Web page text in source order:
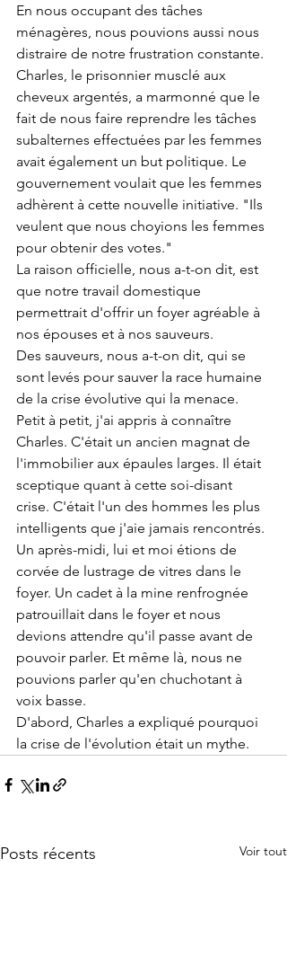
En nous occupant des tâches
ménagères, nous pouvions aussi nous
distraire de notre frustration constante.
Charles, le prisonnier musclé aux
cheveux argentés, a marmonné que le
fait de nous faire reprendre les tâches
subalternes effectuées par les femmes
avait également un but politique. Le
gouvernement voulait que les femmes
adhèrent à cette nouvelle initiative. "Ils
veulent que nous choyions les femmes
pour obtenir des votes."
La raison officielle, nous a-t-on dit, est
que notre travail domestique
permettrait d'offrir un foyer agréable à
nos épouses et à nos sauveurs.
Des sauveurs, nous a-t-on dit, qui se
sont levés pour sauver la race humaine
de la crise évolutive qui la menace.
Petit à petit, j'ai appris à connaître
Charles. C'était un ancien magnat de
l'immobilier aux épaules larges. Il était
sceptique quant à cette soi-disant
crise. C'était l'un des hommes les plus
intelligents que j'aie jamais rencontrés.
Un après-midi, lui et moi étions de
corvée de lustrage de vitres dans le
foyer. Un cadet à la mine renfrognée
patrouillait dans le foyer et nous
devions attendre qu'il passe avant de
pouvoir parler. Et même là, nous ne
pouvions parler qu'en chuchotant à
voix basse.
D'abord, Charles a expliqué pourquoi
la crise de l'évolution était un mythe.
Posts récents Voir tout